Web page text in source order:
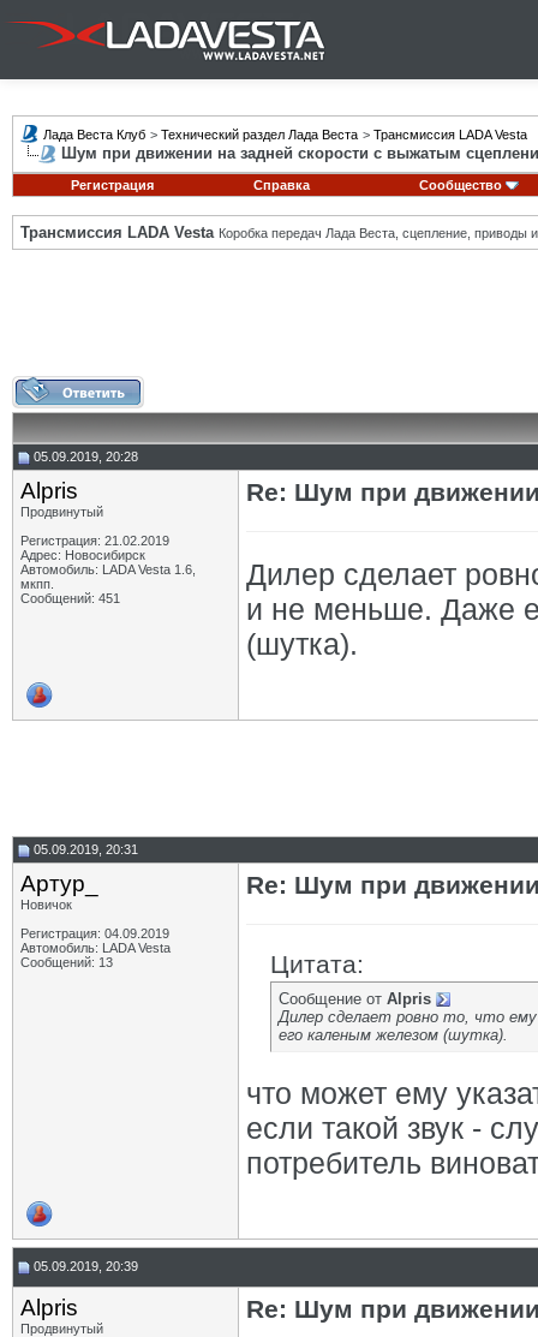
Лада Веста Клуб > Технический раздел Лада Веста > Трансмиссия LADA Vesta
Шум при движении на задней скорости с выжатым
Регистрация Справка Сообщество
Трансмиссия LADA Vesta Коробка передач Лада Веста, сцепление, приводы и
05.09.2019, 20:28
Alpris
Продвинутый
Регистрация: 21.02.2019
Адрес: Новосибирск
Автомобиль: LADA Vesta 1.6,
мкпп.
Сообщений: 451
Re: Шум при
Дилер сделает
и не меньше. Даже
(шутка).
05.09.2019, 20:31
Артур_
Новичок
Регистрация: 04.09.2019
Автомобиль: LADA Vesta
Сообщений: 13
Re: Шум при
Цитата:
Сообщение от Alpris
Дилер сделает ровно то, что
его каленым железом (шутка).
что может ему
если такой звук -
потребитель
05.09.2019, 20:39
Alpris
Продвинутый
Re: Шум при